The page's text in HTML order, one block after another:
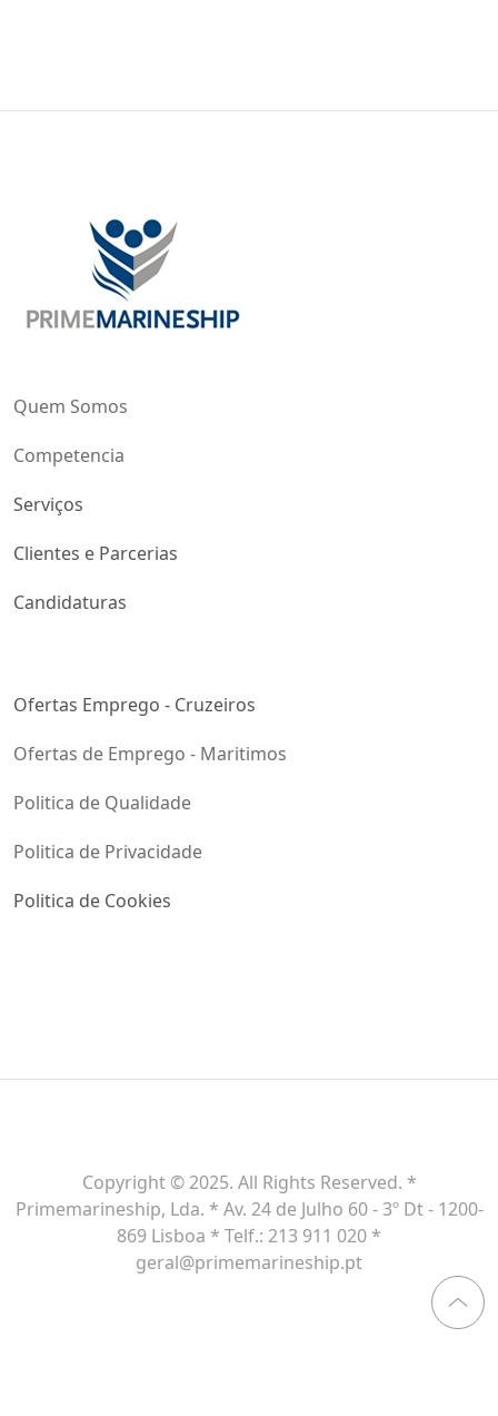
Quem Somos
Competencia
Serviços
Clientes e Parcerias
Candidaturas
Ofertas Emprego - Cruzeiros
Ofertas de Emprego - Maritimos
Politica de Qualidade
Politica de Privacidade
Politica de Cookies
Copyright © 2025. All Rights Reserved. *
Primemarineship, Lda. * Av. 24 de Julho 60 - 3º Dt - 1200-
869 Lisboa * Telf.: 213 911 020 *
geral@primemarineship.pt